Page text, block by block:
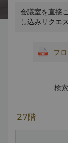
会議室を直接
し込みリクエ
フ
検
27階